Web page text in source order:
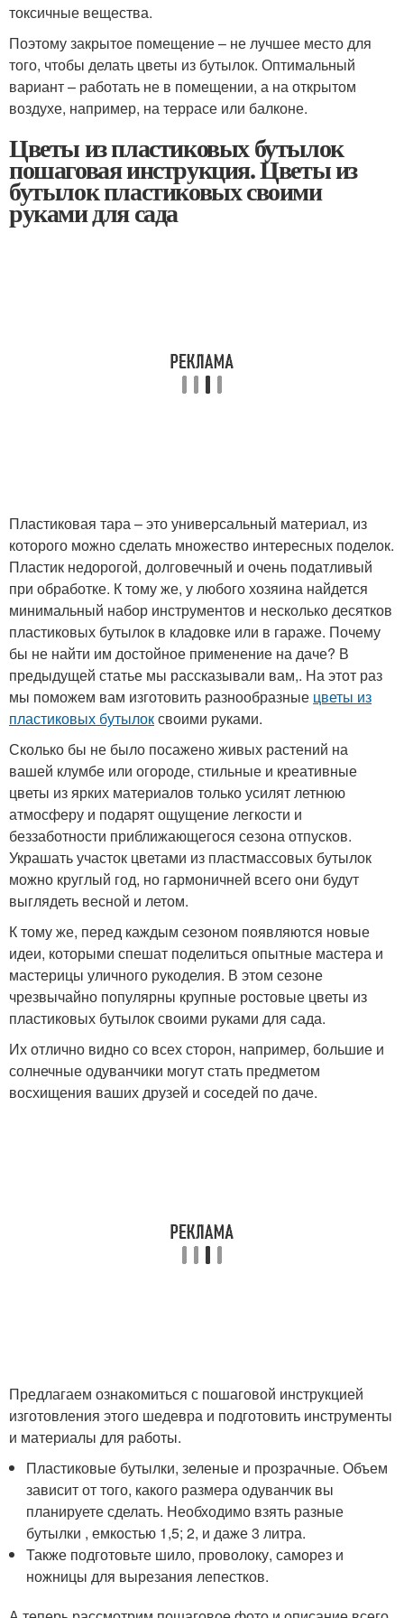
токсичные вещества.
Поэтому закрытое помещение – не лучшее место для
того, чтобы делать цветы из бутылок. Оптимальный
вариант – работать не в помещении, а на открытом
воздухе, например, на террасе или балконе.
Цветы из пластиковых бутылок
пошаговая инструкция. Цветы из
бутылок пластиковых своими
руками для сада
Пластиковая тара – это универсальный материал, из
которого можно сделать множество интересных поделок.
Пластик недорогой, долговечный и очень податливый
при обработке. К тому же, у любого хозяина найдется
минимальный набор инструментов и несколько десятков
пластиковых бутылок в кладовке или в гараже. Почему
бы не найти им достойное применение на даче? В
предыдущей статье мы рассказывали вам,. На этот раз
мы поможем вам изготовить разнообразные цветы из
пластиковых бутылоксвоими руками.
Сколько бы не было посажено живых растений на
вашей клумбе или огороде, стильные и креативные
цветы из ярких материалов только усилят летнюю
атмосферу и подарят ощущение легкости и
беззаботности приближающегося сезона отпусков.
Украшать участок цветами из пластмассовых бутылок
можно круглый год, но гармоничней всего они будут
выглядеть весной и летом.
К тому же, перед каждым сезоном появляются новые
идеи, которыми спешат поделиться опытные мастера и
мастерицы уличного рукоделия. В этом сезоне
чрезвычайно популярны крупные ростовые цветы из
пластиковых бутылок своими руками для сада.
Их отлично видно со всех сторон, например, большие и
солнечные одуванчики могут стать предметом
восхищения ваших друзей и соседей по даче.
Предлагаем ознакомиться с пошаговой инструкцией
изготовления этого шедевра и подготовить инструменты
и материалы для работы.
Пластиковые бутылки, зеленые и прозрачные. Объем
зависит от того, какого размера одуванчик вы
планируете сделать. Необходимо взять разные
бутылки , емкостью 1,5; 2, и даже 3 литра.
Также подготовьте шило, проволоку, саморез и
ножницы для вырезания лепестков.